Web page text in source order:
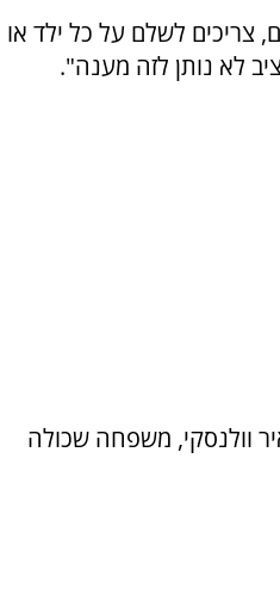
צריכים לשלם על כל ילד או
וולנסקי, משפחה שכולה